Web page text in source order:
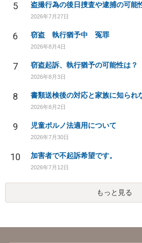
5 盗撮行為の後日捜査や逮捕の可能
2026年7月27日
6 窃盗 執行猶予中 冤罪
2026年8月4日
7 窃盗起訴、執行猶予の可能性は？
2026年8月3日
8
2026年8月2日
9 児童ポルノ法適用について
2026年7月30日
10 加害者で不起訴希望です。
2026年7月12日
もっと見る